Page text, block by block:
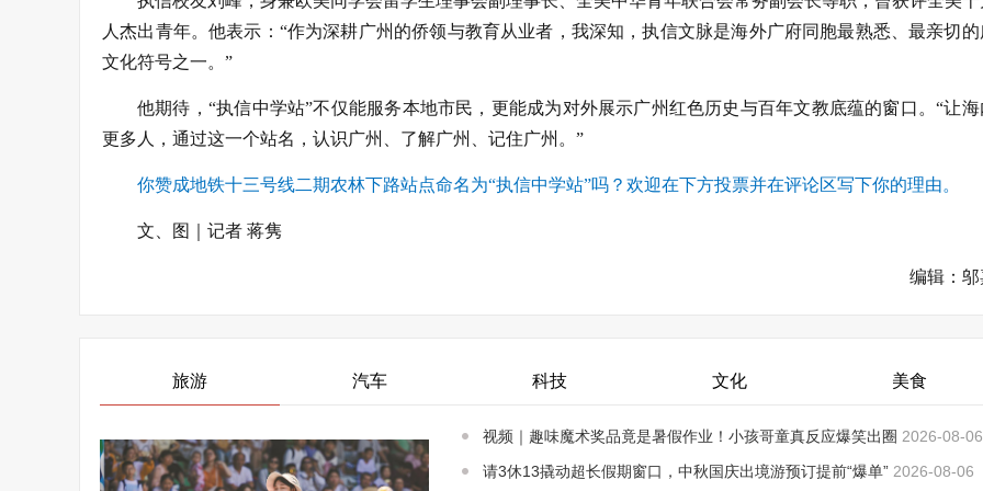
人杰出青年。他表示：“作为深耕广州的侨领与教育从业者，我深知，执信文脉是海外广府同胞最熟悉、最亲切的
文化符号之一。”
他期待，“执信中学站”不仅能服务本地市民，更能成为对外展示广州红色历史与百年文教底蕴的窗口。“让海
更多人，通过这一个站名，认识广州、了解广州、记住广州。”
你赞成地铁十三号线二期农林下路站点命名为“执信中学站”吗？欢迎在下方投票并在评论区写下你的理由。
文、图｜记者 蒋隽
编辑：邬